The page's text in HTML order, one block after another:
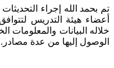
تم بحمد الله إجراء
أعضاء هيئة التدريس
خلاله البيانات والمعلومات
الوصول إليها من عدة مصادر.